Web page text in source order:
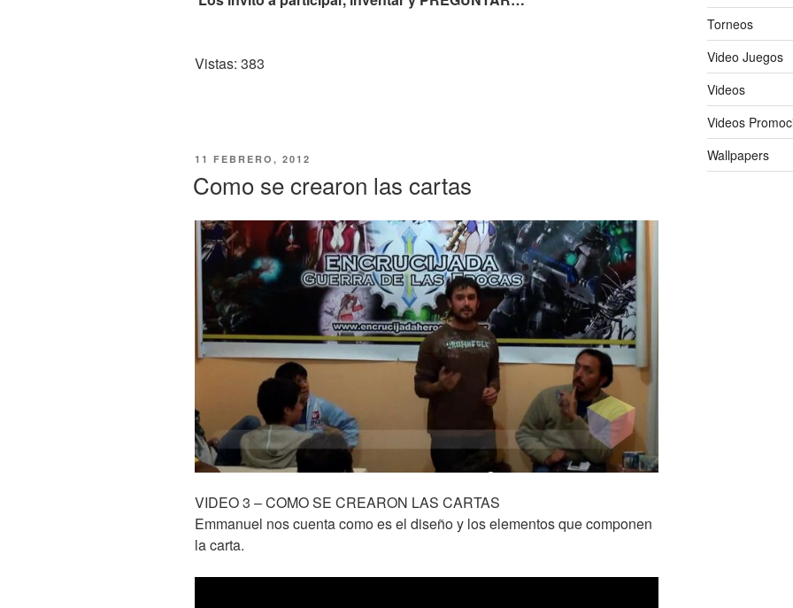
Vistas: 383
PUBLICADO
11 FEBRERO, 2012
Como se crearon las cartas
VIDEO 3 – COMO SE CREARON LAS CARTAS
Emmanuel nos cuenta como es el diseño y los elementos que componen
la carta.
Torneos
Video Juegos
Videos
Videos
Wallpapers